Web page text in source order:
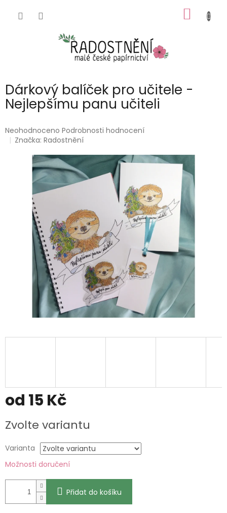
KOŠÍK
Dárkový balíček pro učitele -
Nejlepšímu panu učiteli
Průměrné
hodnocení
hvězdiček.
Neohodnoceno Podrobnosti hodnocení
Značka:Radostnění
od 15 Kč
cena:
Zvolte variantu
Varianta
Možnosti doručení
Přidat do košíku